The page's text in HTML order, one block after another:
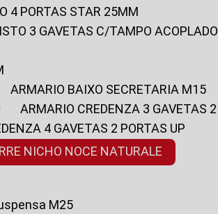
4 PORTAS STAR 25MM
3 GAVETAS C/TAMPO
ARMARIO BAIXO SECRETARIA M15
ARMARIO CREDENZA 3 GAVETAS
4 GAVETAS 2 PORTAS UP
NICHO NOCE NATURALE
M25